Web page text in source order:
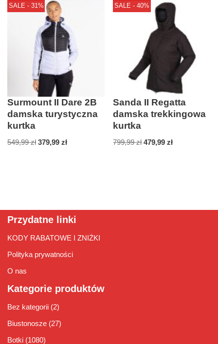
SALE - 31%
Surmount II Dare 2B
damska turystyczna
kurtka
549,99zł 379,99 zł
SALE - 40%
Sanda II Regatta
damska trekkingowa
kurtka
799,99zł 479,99zł
Przydatne linki
KODY RABATOWE I ZNIŻKI
Polityka prywatności
O nas
Kategorie produktów
Bez kategorii (2)
Biustonosze (27)
Botki (1080)